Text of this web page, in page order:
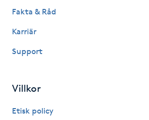
Hälsa
IPL
Fakta & Råd
Karriär
Support
Villkor
Etisk policy